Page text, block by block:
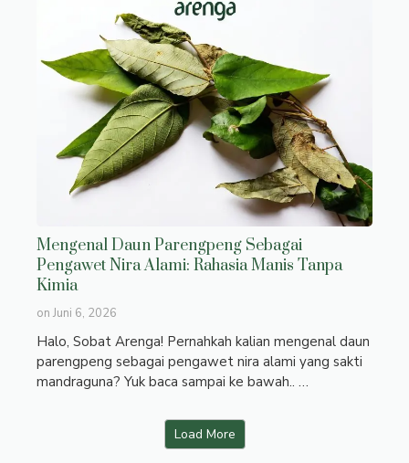
Mengenal Daun Parengpeng Sebagai
Pengawet Nira Alami: Rahasia Manis Tanpa
Kimia
on Juni 6, 2026
Halo, Sobat Arenga! Pernahkah kalian mengenal daun
parengpeng sebagai pengawet nira alami yang sakti
mandraguna? Yuk baca sampai ke bawah.. …
Load More